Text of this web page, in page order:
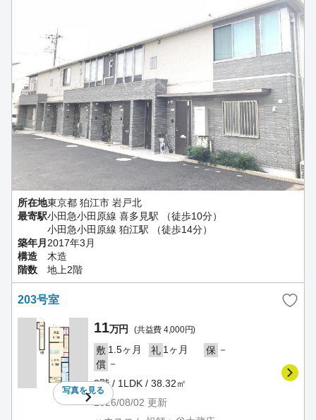
所在地東京都 狛江市 岩戸北
最寄駅小田急小田原線 喜多見駅 （徒歩10分）
小田急小田原線 狛江駅 （徒歩14分）
築年月 2017年3月
構造
木造
階数
地上2階
203号室
写真を見る
11万円 (共益費 4,000円)
敷 1.5ヶ月 礼 1ヶ月 保 －
償 －
2階 / 1LDK / 38.32㎡
2026/08/02 更新